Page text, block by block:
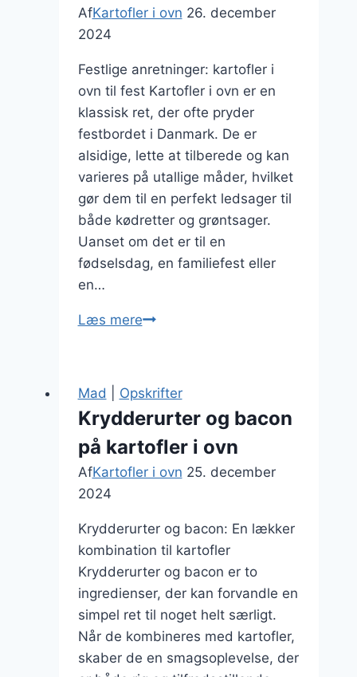
AfKartofler i ovn 26. december
2024
Festlige anretninger: kartofler i
ovn til fest Kartofler i ovn er en
klassisk ret, der ofte pryder
festbordet i Danmark. De er
alsidige, lette at tilberede og kan
varieres på utallige måder, hvilket
gør dem til en perfekt ledsager til
både kødretter og grøntsager.
Uanset om det er til en
fødselsdag, en familiefest eller
en…
Læs mereFestlige
ovn
til
fest
Mad Opskrifter
Krydderurter og bacon
på kartofler i ovn
AfKartofler i ovn 25. december
2024
Krydderurter og bacon: En lækker
kombination til kartofler
Krydderurter og bacon er to
ingredienser, der kan forvandle en
simpel ret til noget helt særligt.
Når de kombineres med kartofler,
skaber de en smagsoplevelse, der